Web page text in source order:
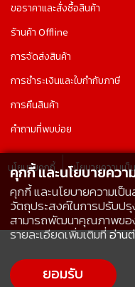
ขอราคาและสั่งซื้อสินค้า
ร้านค้า Offline
การจัดส่งสินค้า
การชำระเงินและใบกำกับภาษี
การคืนสินค้า
คำถามที่พบบ่อย
นโยบายคุกกี้ นโยบายความเ
คุกกี้ และนโยบายคว
คุกกี้ และนโยบายความเป็
วัตถุประสงค์ในการปรับป
สามารถพัฒนาคุณภาพของ
รายละเอียดเพิ่มเติมที่อ่าน
ยอมรับ